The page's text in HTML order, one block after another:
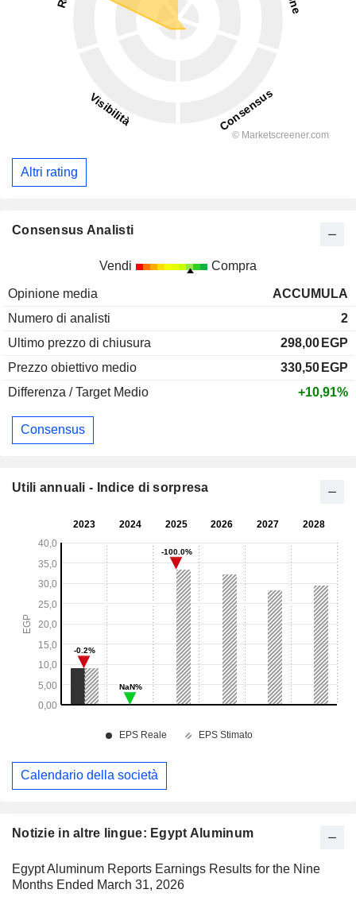
Notizie in altre lingue: Egypt Aluminum
Egypt Aluminum Reports Earnings Results for the Nine
Months Ended March 31, 2026
Altri rating
Consensus Analisti
Vendi Compra
Opinione media
ACCUMULA
Numero di analisti
2
Ultimo prezzo di chiusura
298,00 EGP
Prezzo obiettivo medio
330,50 EGP
Differenza / Target Medio
+10,91%
Consensus
Utili annuali - Indice di sorpresa
Calendario della società